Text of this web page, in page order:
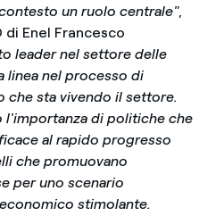
un ruolo centrale",
Enel Francesco
leader nel settore delle
linea nel processo di
sta vivendo il settore.
l'importanza di politiche che
al rapido progresso
che promuovano
per uno scenario
stimolante.